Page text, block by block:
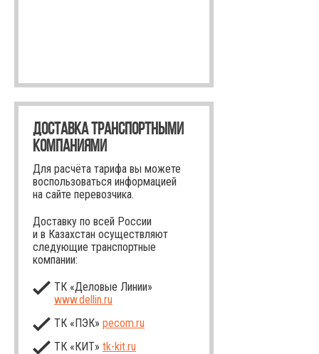
ДОСТАВКА ТРАНСПОРТНЫМИ
КОМПАНИЯМИ
Для расчёта тарифа вы можете
воспользоваться информацией
на сайте перевозчика.
Доставку по всей России
и в Казахстан осуществляют
следующие транспортные
компании:
ТК «Деловые Линии»
www.dellin.ru
ТК «ПЭК» pecom.ru
ТК «КИТ» tk-kit.ru